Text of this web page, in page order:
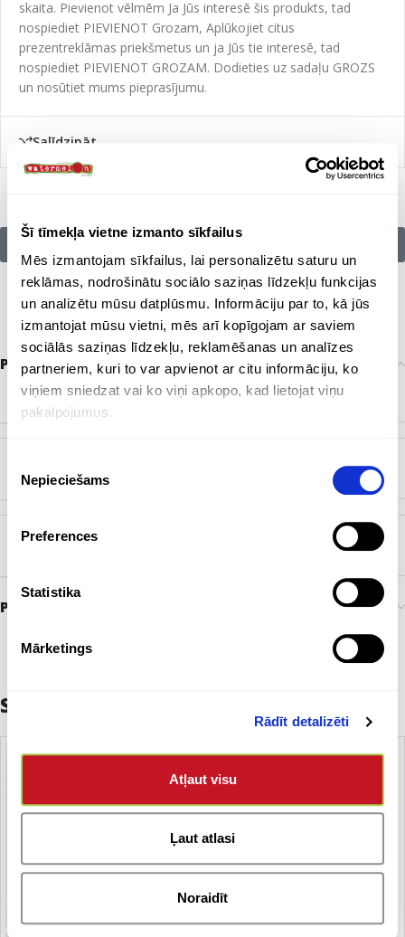
Šī tīmekļa vietne izmanto sīkfailus
Mēs izmantojam sīkfailus, lai personalizētu saturu un
reklāmas, nodrošinātu sociālo saziņas līdzekļu funkcijas
un analizētu mūsu datplūsmu. Informāciju par to, kā jūs
izmantojat mūsu vietni, mēs arī kopīgojam ar saviem
sociālās saziņas līdzekļu, reklamēšanas un analīzes
partneriem, kuri to var apvienot ar citu informāciju, ko
viņiem sniedzat vai ko viņi apkopo, kad lietojat viņu
pakalpojumus.
izvēle
Nepieciešams
Preferences
Statistika
Mārketings
Rādīt detalizēti
Atļaut visu
Ļaut atlasi
Noraidīt
skaita. Pievienot vēlmēm Ja Jūs interesē šis produkts, tad
nospiediet PIEVIENOT Grozam, Aplūkojiet citus
prezentreklāmas priekšmetus un ja Jūs tie interesē, tad
nospiediet PIEVIENOT GROZAM. Dodieties uz sadaļu GROZS
un nosūtiet mums pieprasījumu.
Salīdzināt
Papildu informācija
KRĀSA
ZĪMOLS XD collection
EKO
Preces pasūtīšana un piegāde
Saistītie produkti